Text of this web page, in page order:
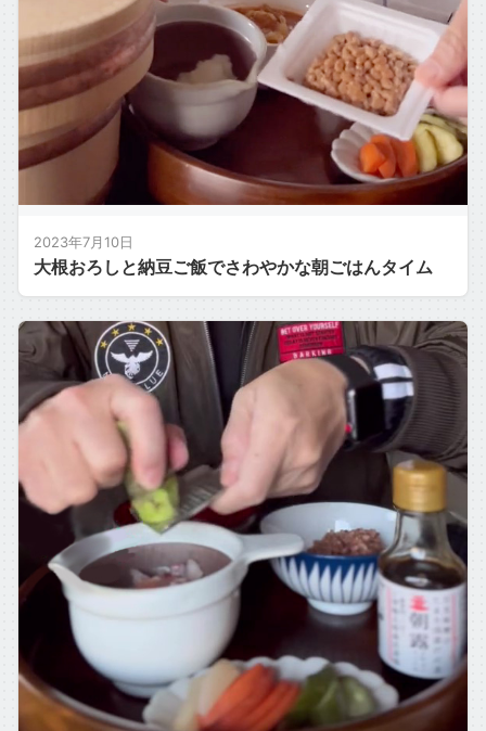
2023年7月10日
大根おろしと納豆ご飯でさわやかな朝ごはんタイム